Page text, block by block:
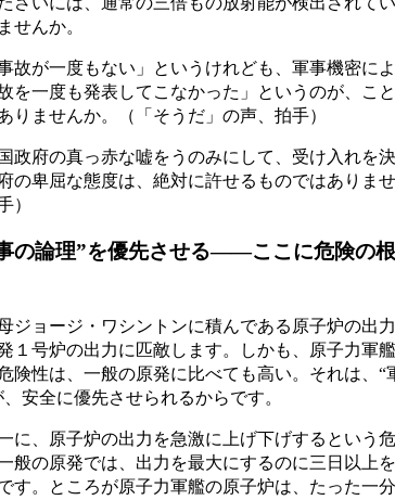
せんか。
故が一度もない」というけれども、軍事機密に
故を一度も発表してこなかった」というのが、こ
りませんか。（「そうだ」の声、拍手）
政府の真っ赤な嘘をうのみにして、受け入れを
の卑屈な態度は、絶対に許せるものではありませ
）
の論理”を優先させる――ここに危険の
ジョージ・ワシントンに積んである原子炉の出
１号炉の出力に匹敵します。しかも、原子力軍
険性は、一般の原発に比べても高い。それは、“
、安全に優先させられるからです。
に、原子炉の出力を急激に上げ下げするという
般の原発では、出力を最大にするのに三日以上
す。ところが原子力軍艦の原子炉は、たった一